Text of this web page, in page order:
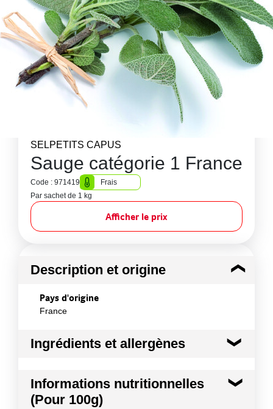
SELPETITS CAPUS
Sauge catégorie 1 France
Code : 971419
Frais
Par sachet de 1 kg
Afficher le prix
Description et origine
Pays d'origine
France
Ingrédients et allergènes
SAUGE
Conformément aux informations transmises
Informations nutritionnelles
(Pour 100g)